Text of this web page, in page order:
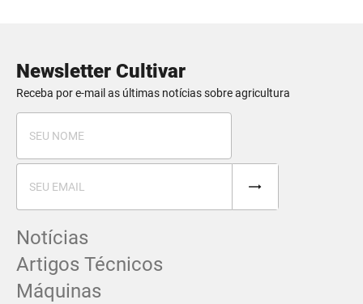
Newsletter Cultivar
Receba por e-mail as últimas notícias sobre agricultura
Notícias
Artigos Técnicos
Máquinas